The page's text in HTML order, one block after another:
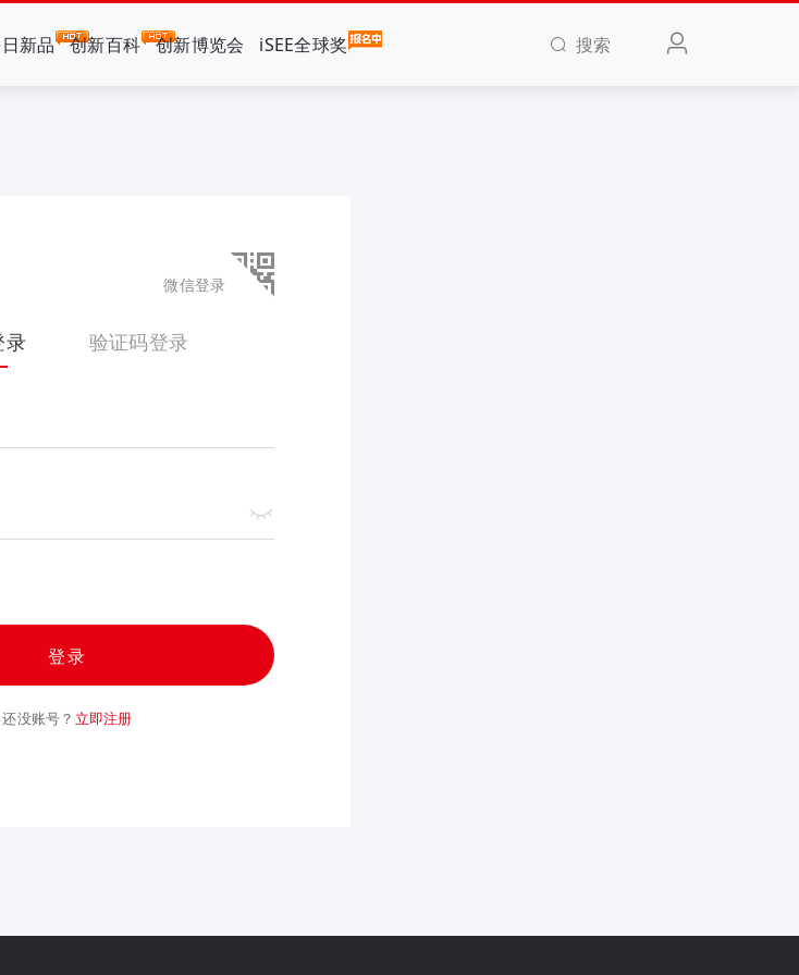
新品 创新百科 创新博览会 iSEE全球奖 搜索
微信登录
录 验证码登录
登录
还没账号？ 立即注册